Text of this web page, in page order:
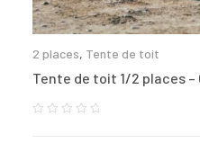
2 places, Tente de toit
Tente de toit 1/2 places –